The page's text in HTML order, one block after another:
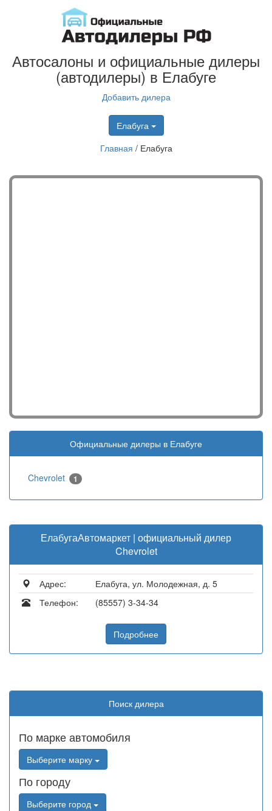
Автосалоны и официальные дилеры
(автодилеры) в Елабуге
Добавить дилера
Елабуга
Главная / Елабуга
Официальные дилеры в Елабуге
Chevrolet 1
ЕлабугаАвтомаркет | официальный дилер
Chevrolet
Адрес:
Елабуга, ул. Молодежная, д. 5
Телефон:
(85557) 3-34-34
Подробнее
Поиск дилера
По марке автомобиля
Выберите марку
По городу
Выберите город